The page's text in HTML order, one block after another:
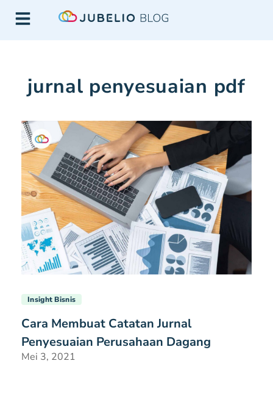
jurnal penyesuaian pdf
Insight Bisnis
Cara Membuat Catatan Jurnal
Penyesuaian Perusahaan Dagang
Mei 3, 2021